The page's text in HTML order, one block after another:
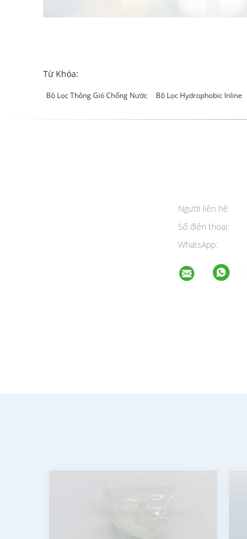
Từ Khóa:
Bộ Lọc Thông Gió Chống Nước Bộ Lọc Hydrophobic Inline
Người liên hệ:
Số điện thoại:
WhatsApp: